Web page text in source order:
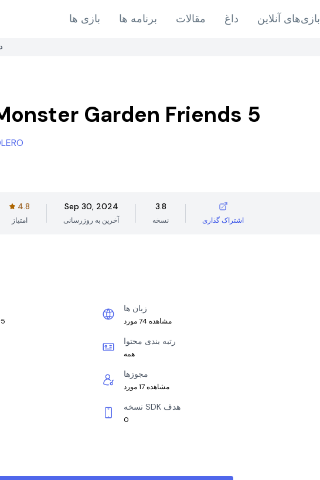
بازی ها برنامه ها مقالات داغ بازی‌های آنلاین
Garden Friends 5
4.8
امتیاز
Sep 30, 2024
آخرین به روزرسانی
3.8
نسخه اشتراک گذاری
زبان ها
مشاهده 74 مورد
رتبه بندی محتوا
همه
مجوزها
مشاهده 17 مورد
نسخه SDK هدف
0